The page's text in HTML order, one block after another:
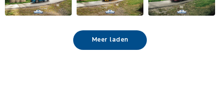
Meer laden